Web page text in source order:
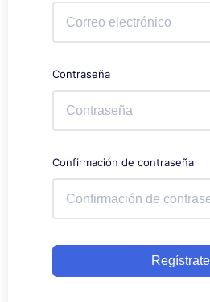
Contraseña
Confirmación de contraseña
Regístrate